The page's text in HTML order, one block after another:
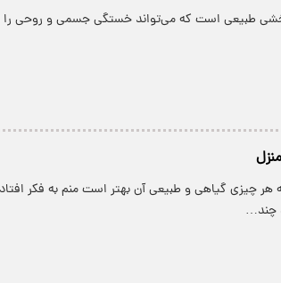
طبیعی است که می‌تواند خستگی جسمی و روحی را
هر چیزی گیاهی و طبیعی آن بهتر است منم به فکر
چند…